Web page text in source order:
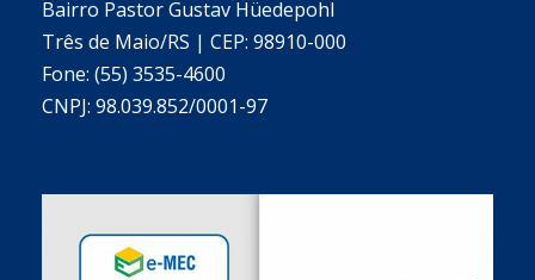
Bairro Pastor Gustav Hüedepohl
Três de Maio/RS | CEP: 98910-000
Fone: (55) 3535-4600
CNPJ: 98.039.852/0001-97